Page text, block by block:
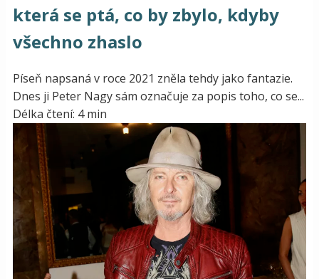
která se ptá, co by zbylo, kdyby
všechno zhaslo
Píseň napsaná v roce 2021 zněla tehdy jako fantazie.
Dnes ji Peter Nagy sám označuje za popis toho, co se...
Délka čtení: 4 min